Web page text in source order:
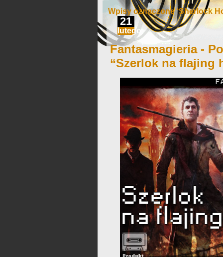
Wpisy oznaczone ‘Sherlock
21
lutego
Fantasmagieria -
“Szerlok na flajing